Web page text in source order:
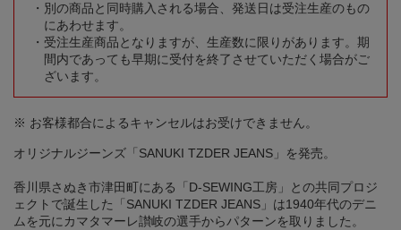
別の商品と同時購入される場合、発送日は受注生産のもの
にあわせます。
受注生産商品となりますが、生産数に限りがあります。期
間内であっても早期に受付を終了させていただく場合がご
ざいます。
※ お客様都合によるキャンセルはお受けできません。
オリジナルジーンズ「SANUKI TZDER JEANS」を発売。
香川県さぬき市津田町にある「D-SEWING工房」との共同プロジ
ェクトで誕生した「SANUKI TZDER JEANS」は1940年代のデニ
ムを元にカマタマーレ讃岐の選手からパターンを取りました。